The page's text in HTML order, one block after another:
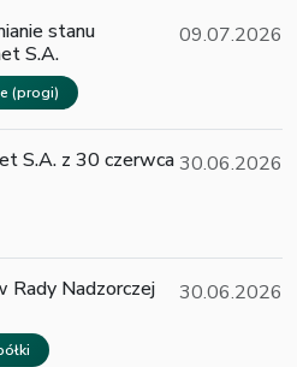
stanu
S.A.
(progi)
09.07.2026
S.A. z 30 czerwca30.06.2026
Rady Nadzorczej
30.06.2026